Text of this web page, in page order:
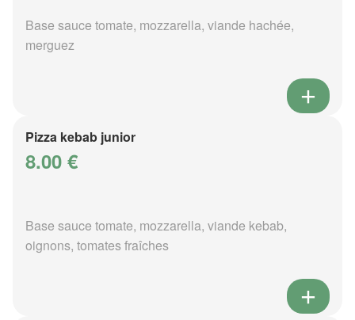
Base sauce tomate, mozzarella, viande hachée,
merguez
Pizza kebab junior
8.00 €
Base sauce tomate, mozzarella, viande kebab,
oignons, tomates fraîches